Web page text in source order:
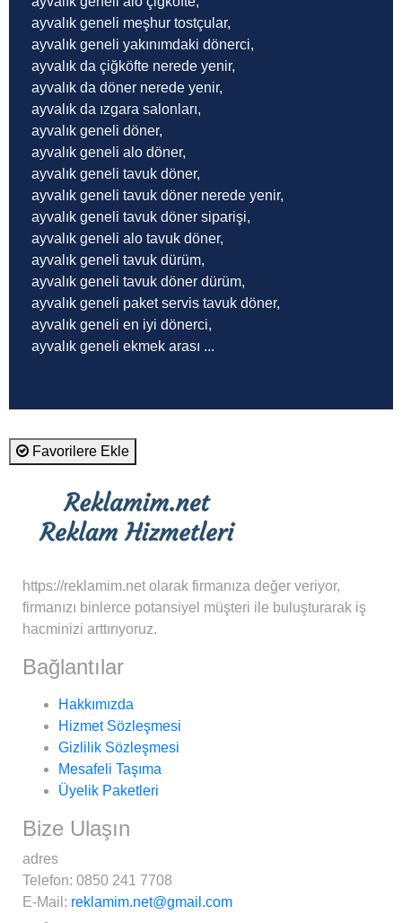
ayvalık geneli meşhur tostçular,
ayvalık geneli yakınımdaki dönerci,
ayvalık da çiğköfte nerede yenir,
ayvalık da döner nerede yenir,
ayvalık da ızgara salonları,
ayvalık geneli döner,
ayvalık geneli alo döner,
ayvalık geneli tavuk döner,
ayvalık geneli tavuk döner nerede yenir,
ayvalık geneli tavuk döner siparişi,
ayvalık geneli alo tavuk döner,
ayvalık geneli tavuk dürüm,
ayvalık geneli tavuk döner dürüm,
ayvalık geneli paket servis tavuk döner,
ayvalık geneli en iyi dönerci,
ayvalık geneli ekmek arası ...
Favorilere Ekle
https://reklamim.net olarak firmanıza değer veriyor,
firmanızı binlerce potansiyel müşteri ile buluşturarak iş
hacminizi arttırıyoruz.
Bağlantılar
Hakkımızda
Hizmet Sözleşmesi
Gizlilik Sözleşmesi
Mesafeli Taşıma
Üyelik Paketleri
Bize Ulaşın
adres
Telefon: 0850 241 7708
E-Mail: reklamim.net@gmail.com